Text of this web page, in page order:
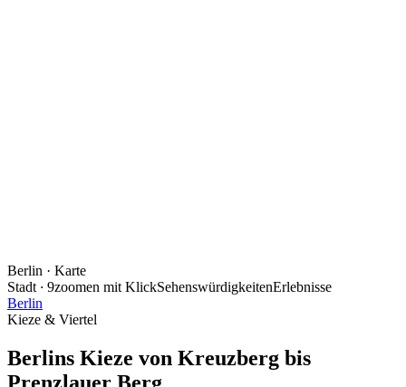
Berlin · Karte
Stadt · 9zoomen mit KlickSehenswürdigkeitenErlebnisse
Berlin
Kieze & Viertel
Berlins Kieze von Kreuzberg bis